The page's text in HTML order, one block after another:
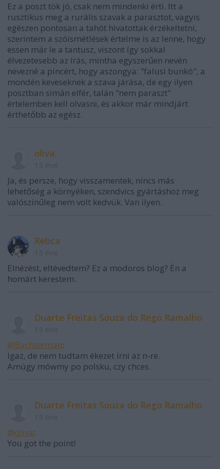
Ez a poszt tök jó, csak nem mindenki érti. Itt a
rusztikus meg a rurális szavak a parasztot, vagyis
egészen pontosan a tahót hivatottak érzékeltetni,
szerintem a szóismétlések értelme is az lenne, hogy
essen már le a tantusz, viszont így sokkal
élvezetesebb az írás, mintha egyszerűen nevén
nevezné a pincért, hogy aszongya: "falusi bunkó", a
mondén keveseknek a szava járása, de egy ilyen
posztban simán elfér, talán "nem paraszt"
értelemben kell olvasni, és akkor már mindjárt
érthetőbb az egész.
oliva
Ja, és persze, hogy visszamentek, nincs más
lehetőség a környéken, szendvics gyártáshoz meg
valószínűleg nem volt kedvük. Van ilyen.
Rebca
Elnézést, eltévedtem? Ez a modoros blog? Én a
homárt kerestem.
Duarte Freitas Souza do Rego Ramalho
@Bachterman:
Igaz, de nem tudtam ékezet írni az n-re.
Amúgy mówmy po polsku, czy chces.
Duarte Freitas Souza do Rego Ramalho
@oliva:
You got the point!